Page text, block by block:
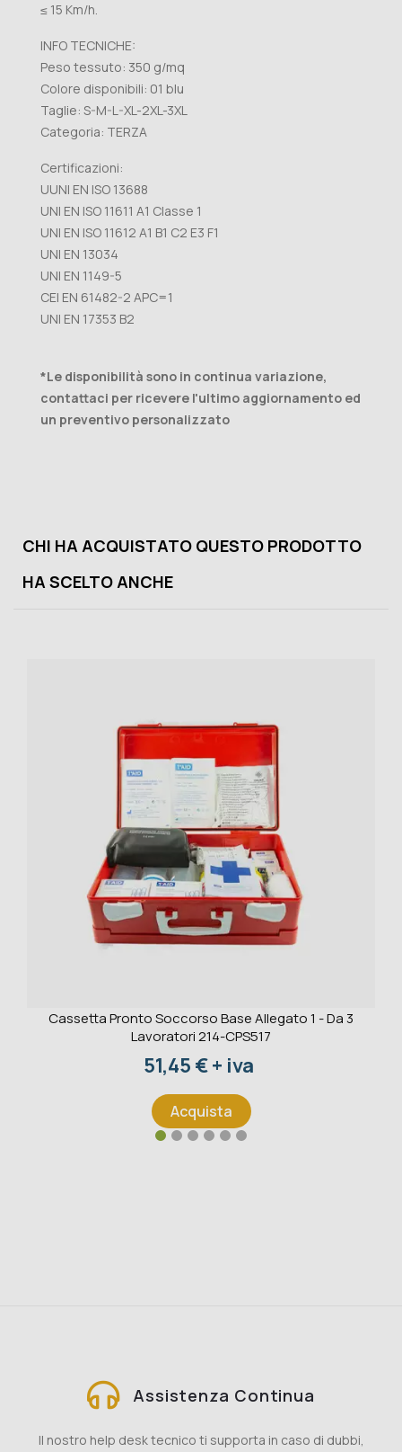
≤ 15 Km/h.
INFO TECNICHE:
Peso tessuto: 350 g/mq
Colore disponibili: 01 blu
Taglie: S-M-L-XL-2XL-3XL
Categoria: TERZA
Certificazioni:
UUNI EN ISO 13688
UNI EN ISO 11611 A1 Classe 1
UNI EN ISO 11612 A1 B1 C2 E3 F1
UNI EN 13034
UNI EN 1149-5
CEI EN 61482-2 APC=1
UNI EN 17353 B2
*Le disponibilità sono in continua variazione,
contattaci per ricevere l'ultimo aggiornamento ed
un preventivo personalizzato
CHI HA ACQUISTATO QUESTO PRODOTTO
HA SCELTO ANCHE
Cassetta Pronto Soccorso Base Allegato 1 - Da 3
Lavoratori 214-CPS517
Prezzo
51,45 € + iva
Acquista
Assistenza Continua
Il nostro help desk tecnico ti supporta in caso di dubbi,